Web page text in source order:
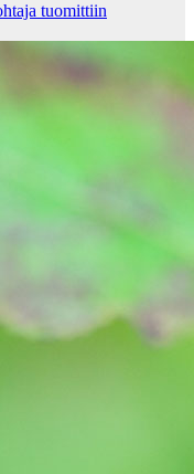
tuomittiin